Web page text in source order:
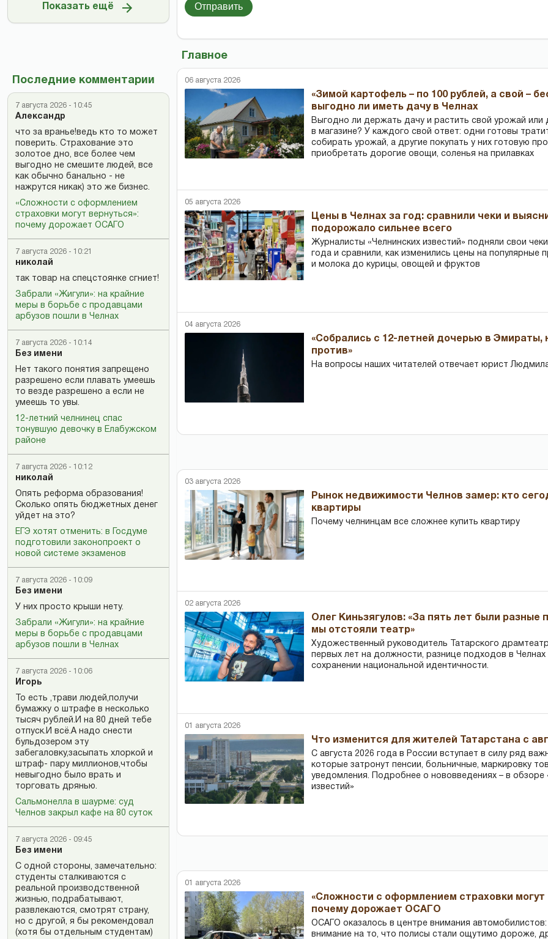
Показать ещё
Последние комментарии
7 августа 2026 - 10:45
Александр
что за вранье!ведь кто то может
поверить. Страхование это
золотое дно, все более чем
выгодно не смешите людей, все
как обычно банально - не
нажрутся никак) это же бизнес.
«Сложности с оформлением
страховки могут вернуться»:
почему дорожает ОСАГО
7 августа 2026 - 10:21
николай
так товар на спецстоянке сгниет!
Забрали «Жигули»: на крайние
меры в борьбе с продавцами
арбузов пошли в Челнах
7 августа 2026 - 10:14
Без имени
Нет такого понятия запрещено
разрешено если плавать умеешь
то везде разрешено а если не
умеешь то увы.
12-летний челнинец спас
тонувшую девочку в Елабужском
районе
7 августа 2026 - 10:12
николай
Опять реформа образования!
Сколько опять бюджетных денег
уйдет на это?
ЕГЭ хотят отменить: в Госдуме
подготовили законопроект о
новой системе экзаменов
7 августа 2026 - 10:09
Без имени
У них просто крыши нету.
Забрали «Жигули»: на крайние
меры в борьбе с продавцами
арбузов пошли в Челнах
7 августа 2026 - 10:06
Игорь
То есть ,трави людей,получи
бумажку о штрафе в несколько
тысяч рублей.И на 80 дней тебе
отпуск.И всё.А надо снести
бульдозером эту
забегаловку,засыпать хлоркой и
штраф- пару миллионов,чтобы
невыгодно было врать и
торговать дрянью.
Сальмонелла в шаурме: суд
Челнов закрыл кафе на 80 суток
7 августа 2026 - 09:45
Без имени
С одной стороны, замечательно:
студенты сталкиваются с
реальной производственной
жизнью, подрабатывают,
развлекаются, смотрят страну,
но с другой, я бы рекомендовал
(хотя бы отдельным студентам)
Отправить
Главное
06 августа 2026
«Зимой картофель – по 100 рублей, а свой –
выгодно ли иметь дачу в Челнах
Выгодно ли держать дачу и растить свой урожай или
в магазине? У каждого свой ответ: одни готовы
собирать урожай, а другие покупать у них готовую
приобретать дорогие овощи, соленья на прилавках
05 августа 2026
Цены в Челнах за год: сравнили чеки и
подорожало сильнее всего
Журналисты «Челнинских известий» подняли свои
года и сравнили, как изменились цены на популярные
и молока до курицы, овощей и фруктов
04 августа 2026
«Собрались с 12-летней дочерью в
против»
На вопросы наших читателей отвечает юрист
03 августа 2026
Рынок недвижимости Челнов замер: кто
квартиры
Почему челнинцам все сложнее купить квартиру
02 августа 2026
Олег Киньзягулов: «За пять лет были разные
мы отстояли театр»
Художественный руководитель Татарского
первых лет на должности, разнице подходов в Челнах
сохранении национальной идентичности.
01 августа 2026
Что изменится для жителей Татарстана с
С августа 2026 года в России вступает в силу ряд
которые затронут пенсии, больничные, маркировку
уведомления. Подробнее о нововведениях – в обзоре
известий»
01 августа 2026
«Сложности с оформлением страховки могут
почему дорожает ОСАГО
ОСАГО оказалось в центре внимания
внимание на то, что полисы стали ощутимо дороже,